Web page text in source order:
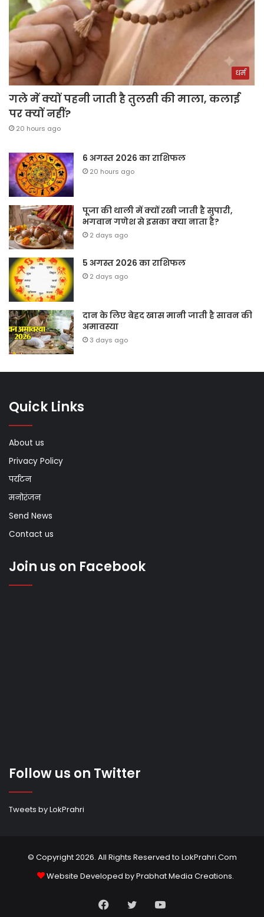
धर्म
गले में क्यों पहनी जाती है तुलसी की माला, कलाई
पर क्यों नहीं?
20 hours ago
6 अगस्त 2026 का राशिफल
20 hours ago
पूजा की थाली में क्यों रखी जाती है सुपारी,
भगवान गणेश से इसका क्या नाता है?
2 days ago
5 अगस्त 2026 का राशिफल
2 days ago
दान के लिए बेहद खास मानी जाती है सावन की
अमावस्या
3 days ago
Quick Links
About us
Privacy Policy
पर्यटन
मनोरंजन
Send News
Contact us
Join us on Facebook
Follow us on Twitter
Tweets by LokPrahri
© Copyright 2026. All Rights Reserved to LokPrahri.Com
Website Developed byPrabhat Media Creations.
Facebook
TwitterYouTube